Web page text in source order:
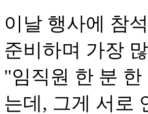
이날 행사에 참
준비하며 가장
"임직원 한 분
는데, 그게 서로